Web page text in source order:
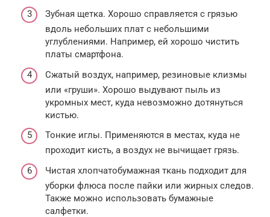
Зубная щетка. Хорошо справляется с грязью
вдоль небольших плат с небольшими
углублениями. Например, ей хорошо чистить
платы смартфона.
Сжатый воздух, например, резиновые клизмы
или «груши». Хорошо выдувают пыль из
укромных мест, куда невозможно дотянуться
кистью.
Тонкие иглы. Применяются в местах, куда не
проходит кисть, а воздух не вычищает грязь.
Чистая хлопчатобумажная ткань подходит для
уборки флюса после пайки или жирных следов.
Также можно использовать бумажные
салфетки.